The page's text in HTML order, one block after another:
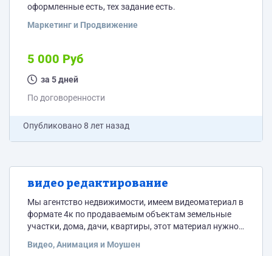
оформленные есть, тех задание есть.
Маркетинг и Продвижение
5 000 Руб
за 5 дней
По договоренности
Опубликовано8 лет назад
видео редактирование
Мы агентство недвижимости, имеем видеоматериал в
формате 4к по продаваемым объектам земельные
участки, дома, дачи, квартиры, этот материал нужно
конечный хронометраж 2-3 минуты. Работа на
Видео, Анимация и Моушен